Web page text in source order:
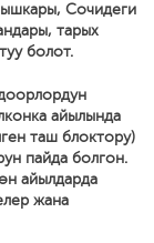
Сочидеги
тарых
болот.
айылында
таш блоктору)
пайда болгон.
айылдарда
жана